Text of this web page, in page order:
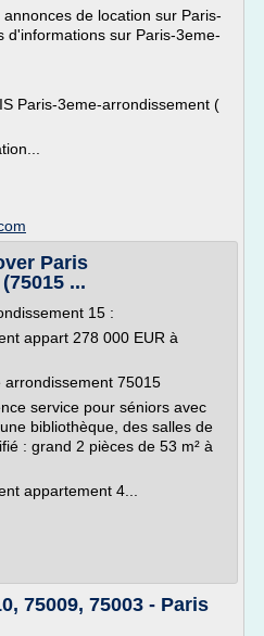
de location sur Paris-
d'informations sur Paris-3eme-
Paris-3eme-arrondissement (
Paris
...
15 :
appart 278 000 EUR à
75015
service pour séniors avec
bibliothèque, des salles de
: grand 2 pièces de 53 m² à
appartement 4...
75009, 75003 - Paris